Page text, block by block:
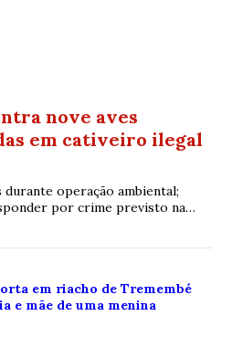
nove aves
em cativeiro ilegal
operação ambiental;
por crime previsto na